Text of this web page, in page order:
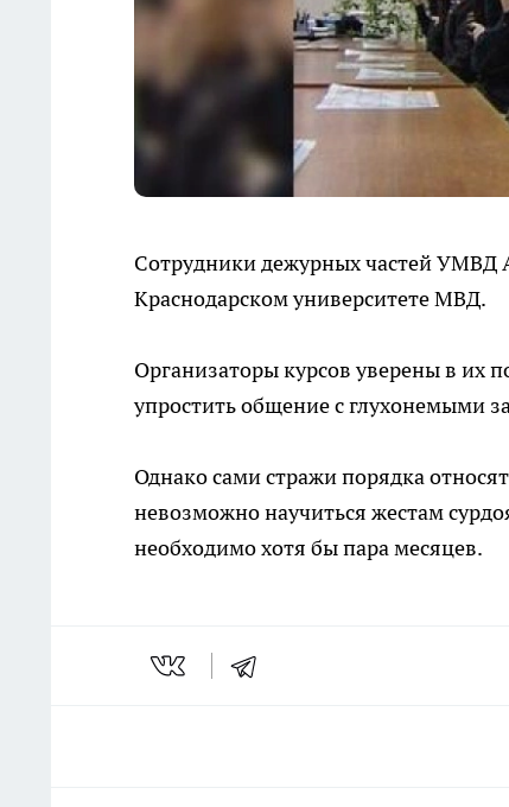
Сотрудники дежурных частей УМВД
Краснодарском университете МВД.
Организаторы курсов уверены в их
упростить общение с глухонемыми
Однако сами стражи порядка
невозможно научиться жестам
необходимо хотя бы пара месяцев.